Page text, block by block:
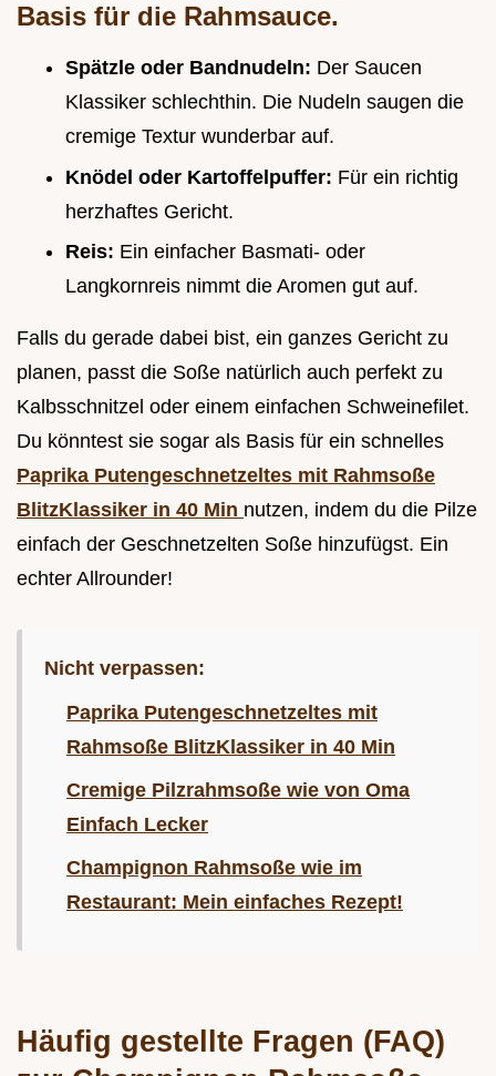
Basis für die Rahmsauce.
Spätzle oder Bandnudeln: Der Saucen
Klassiker schlechthin. Die Nudeln saugen die
cremige Textur wunderbar auf.
Knödel oder Kartoffelpuffer: Für ein richtig
herzhaftes Gericht.
Reis: Ein einfacher Basmati- oder
Langkornreis nimmt die Aromen gut auf.
Falls du gerade dabei bist, ein ganzes Gericht zu
planen, passt die Soße natürlich auch perfekt zu
Kalbsschnitzel oder einem einfachen Schweinefilet.
Du könntest sie sogar als Basis für ein schnelles
Paprika Putengeschnetzeltes mit Rahmsoße
BlitzKlassiker in 40 Min nutzen, indem du die Pilze
einfach der Geschnetzelten Soße hinzufügst. Ein
echter Allrounder!
Nicht verpassen:
Paprika Putengeschnetzeltes mit
Rahmsoße BlitzKlassiker in 40 Min
Cremige Pilzrahmsoße wie von Oma
Einfach Lecker
Champignon Rahmsoße wie im
Restaurant: Mein einfaches Rezept!
Häufig gestellte Fragen (FAQ)